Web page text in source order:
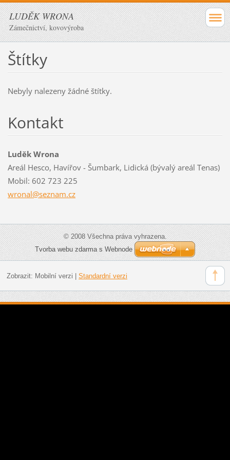
LUDĚK WRONA
Zámečnictví, kovovýroba
Štítky
Nebyly nalezeny žádné štítky.
Kontakt
Luděk Wrona
Areál Hesco, Havířov - Šumbark, Lidická (bývalý areál Tenas)
Mobil: 602 723 225
wronal@seznam.cz
© 2008 Všechna práva vyhrazena.
Tvorba webu zdarma s Webnode
Zobrazit: Mobilní verzi Standardní verzi